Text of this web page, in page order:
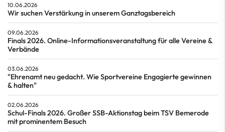
10.06.2026
Wir suchen Verstärkung in unserem Ganztagsbereich
09.06.2026
Finals 2026. Online-Informationsveranstaltung für alle Vereine &
Verbände
03.06.2026
"Ehrenamt neu gedacht. Wie Sportvereine Engagierte gewinnen
& halten"
02.06.2026
Schul-Finals 2026. Großer SSB-Aktionstag beim TSV Bemerode
mit prominentem Besuch